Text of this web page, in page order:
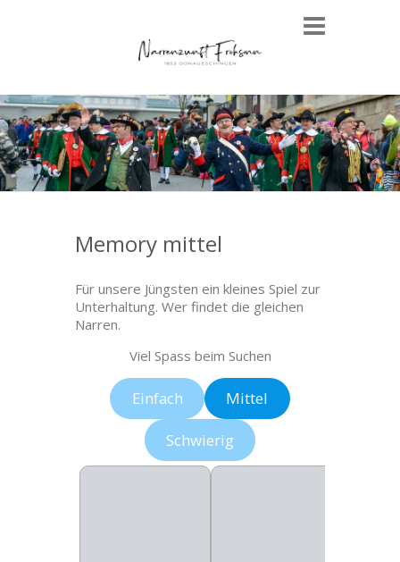
Memory mittel
Für unsere Jüngsten ein kleines Spiel zur
Unterhaltung. Wer findet die gleichen
Narren.
Viel Spass beim Suchen
Einfach Mittel
Schwierig